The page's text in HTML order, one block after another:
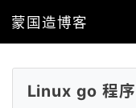
蒙国造博客
Linux go 程